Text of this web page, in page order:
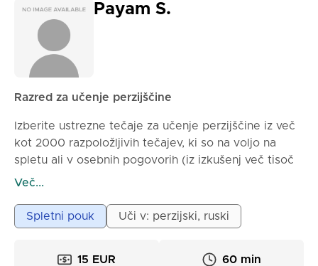
Payam S.
Razred za učenje perzijščine
Izberite ustrezne tečaje za učenje perzijščine iz več
kot 2000 razpoložljivih tečajev, ki so na voljo na
spletu ali v osebnih pogovorih (iz izkušenj več tisoč
učencev). Glede na tečaj, boste morali izbrati
kulture. Nekateri tečaji vključujejo tudi simulacije za
pogovore, konverzacije in interakcije z domorodci za
Več...
Spletni pouk Uči v: perzijski, ruski
15 EUR 60 min